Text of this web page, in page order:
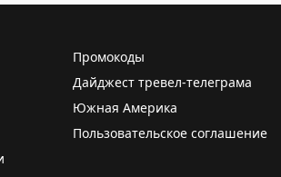
нас на Мадейру,
– тоже есть
Промокоды
Дайджест тревел-телеграма
Южная Америка
Пользовательское соглашение